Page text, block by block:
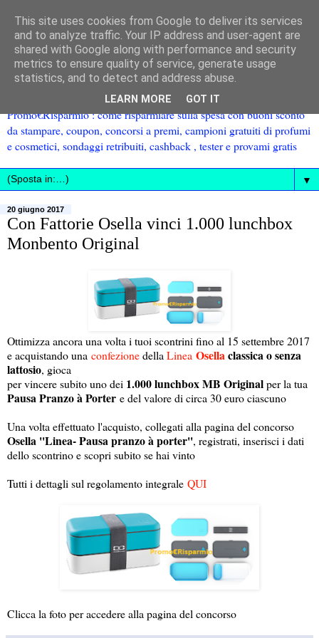
Promo€Risparmio : come risparmiare sulla spesa con buoni sconto
da stampare, coupon, concorsi a premi, campioni gratuiti di profumi
e cosmetici, sondaggi retribuiti, cashback , tester e provami gratis
▼
20 giugno 2017
Con Fattorie Osella vinci 1.000 lunchbox
Monbento Original
Ottimizza ancora una volta i tuoi scontrini fino al 15 settembre 2017
e acquistando una confezionedella Linea Osella classica o senza
lattosio, gioca
per vincere subito uno dei 1.000 lunchbox MB Originalper la tua
Pausa Pranzo à Porter e del valore di circa 30 euro ciascuno
Una volta effettuato l'acquisto, collegati alla pagina del concorso
Osella ''Linea- Pausa pranzo à porter'', registrati, inserisci i dati
dello scontrino e scopri subito se hai vinto
Tutti i dettagli sul regolamento integrale QUI
Clicca la foto per accedere alla pagina del concorso
This site uses cookies from Google to deliver its services
and to analyze traffic. Your IP address and user-agent are
shared with Google along with performance and security
metrics to ensure quality of service, generate usage
statistics, and to detect and address abuse.
LEARN MORE GOT IT